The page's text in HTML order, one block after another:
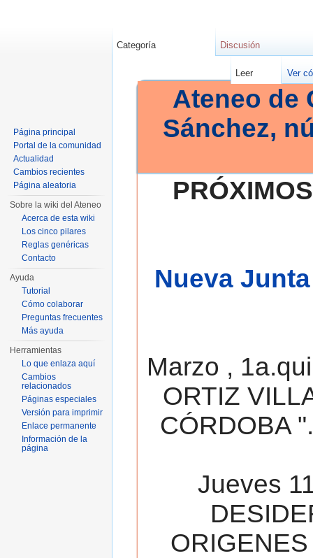
Ateneo de
Sánchez,
Nueva
Marzo ,
ORTIZ
CÓRDOBA
Jueves
Categoría Discusión
Leer Ver
Página principal
Portal de la comunidad
Actualidad
Cambios recientes
Página aleatoria
Sobre la wiki del Ateneo
Acerca de esta wiki
Los cinco pilares
Reglas genéricas
Contacto
Ayuda
Tutorial
Cómo colaborar
Preguntas frecuentes
Más ayuda
Herramientas
Lo que enlaza aquí
Cambios
relacionados
Páginas especiales
Versión para imprimir
Enlace permanente
Información de la
página